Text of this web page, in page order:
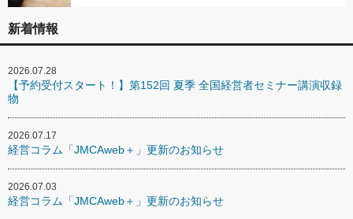
新着情報
2026.07.28
【予約受付スタート！】第152回 夏季 全国経営者セミナー講演収録
物
2026.07.17
経営コラム「JMCAweb＋」更新のお知らせ
2026.07.03
経営コラム「JMCAweb＋」更新のお知らせ